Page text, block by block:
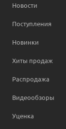
Новости
Поступления
Новинки
Хиты продаж
Распродажа
Видеообзоры
Уценка